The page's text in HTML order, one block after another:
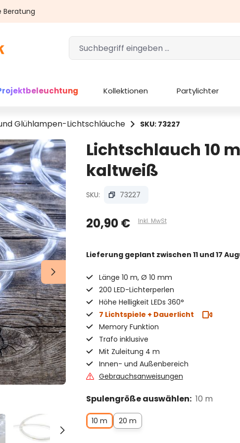
Beratung
Kollektionen Partylichter
Glühlampen-Lichtschläuche SKU: 73227
Lichtschlauch 10
kaltweiß
SKU: 73227
20,90 € Inkl. MwSt
Lieferung geplant zwischen 11 und 17
Länge 10 m, Ø 10 mm
200 LED-Lichterperlen
Höhe Helligkeit LEDs 360°
7 Lichtspiele + Dauerlicht
Memory Funktion
Trafo inklusive
Mit Zuleitung 4 m
Innen- und Außenbereich
Gebrauchsanweisungen
Spulengröße auswählen: 10 m
10 m 20 m